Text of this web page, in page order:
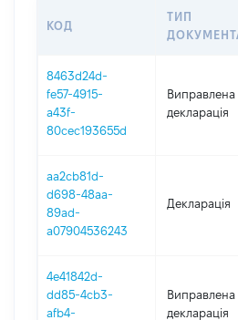
КОД
ТИП
8463d24d-
fe57-4915-
a43f-
80cec193655d
Виправлена
декларація
aa2cb81d-
d698-48aa-
89ad-
a07904536243
Декларація
4e41842d-
dd85-4cb3-
afb4-
Виправлена
декларація